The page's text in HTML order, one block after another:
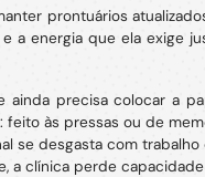
prontuários
a energia que ela exige
precisa colocar a
às pressas ou de
se desgasta com
a clínica perde